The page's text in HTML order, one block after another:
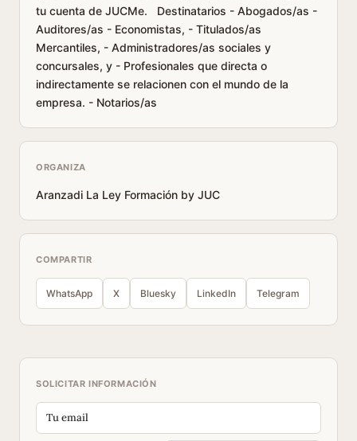
tu cuenta de JUCMe. Destinatarios - Abogados/as -
Auditores/as - Economistas, - Titulados/as
Mercantiles, - Administradores/as sociales y
concursales, y - Profesionales que directa o
indirectamente se relacionen con el mundo de la
empresa. - Notarios/as
ORGANIZA
Aranzadi La Ley Formación by JUC
COMPARTIR
WhatsApp X Bluesky LinkedIn Telegram
SOLICITAR INFORMACIÓN